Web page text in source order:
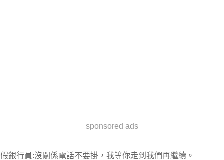
sponsored ads
假銀行員:沒關係電話不要掛，我等你走到我們再繼續。